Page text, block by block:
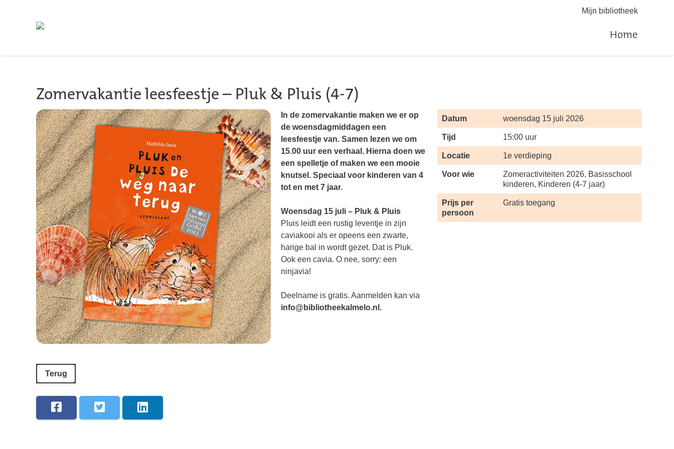
Terug naar hoofdinhoud
Mijn bibliotheek
Home
Zomervakantie leesfeestje – Pluk & Pluis (4-7)
In de zomervakantie maken we er op
de woensdagmiddagen een
leesfeestje van. Samen lezen we om
15.00 uur een verhaal. Hierna doen we
een spelletje of maken we een mooie
knutsel. Speciaal voor kinderen van 4
tot en met 7 jaar.
Woensdag 15 juli – Pluk & Pluis
Pluis leidt een rustig leventje in zijn
caviakooi als er opeens een zwarte,
harige bal in wordt gezet. Dat is Pluk.
Ook een cavia. O nee, sorry: een
ninjavia!
Deelname is gratis. Aanmelden kan via
info@bibliotheekalmelo.nl .
Datum woensdag 15 juli 2026
Tijd 15:00 uur
Locatie 1e verdieping
Voor wie
Zomeractiviteiten 2026, Basisschool
kinderen, Kinderen (4-7 jaar)
Prijs per
persoon
Gratis toegang
Terug